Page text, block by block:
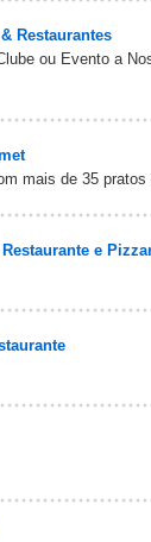
Restaurantes
ou Evento a
mais de 35
e